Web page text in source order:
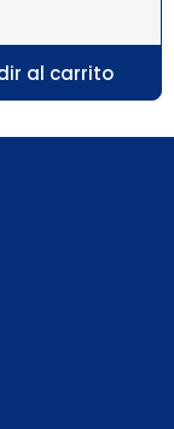
al carrito